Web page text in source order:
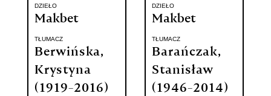
DZIEŁO
Makbet
TŁUMACZ
Berwińska,
Krystyna
(1919-2016)
DZIEŁO
Makbet
TŁUMACZ
Barańczak,
Stanisław
(1946-2014)